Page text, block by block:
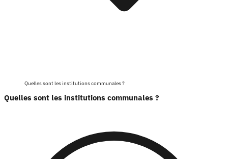
Quelles sont les institutions communales ?
Quelles sont les institutions communales ?